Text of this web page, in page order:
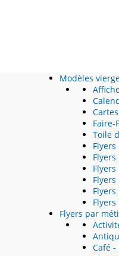
Modèles
Faire-
Toile
Flyers par
Café